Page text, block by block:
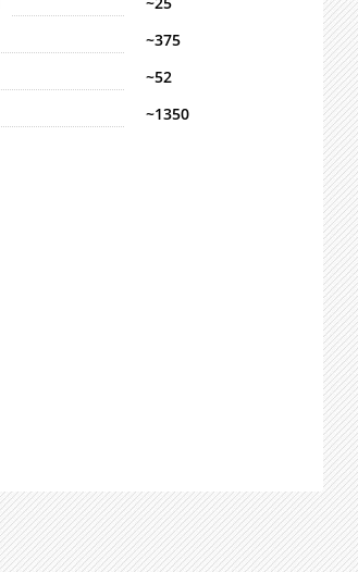
~375
~52
~1350